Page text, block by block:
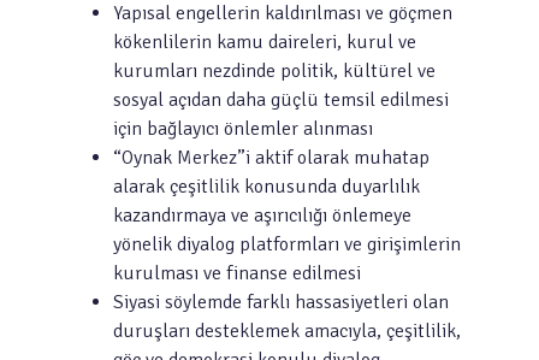
Yapısal engellerin kaldırılması ve göçmen
kökenlilerin kamu daireleri, kurul ve
kurumları nezdinde politik, kültürel ve
sosyal açıdan daha güçlü temsil edilmesi
için bağlayıcı önlemler alınması
“Oynak Merkez”i aktif olarak muhatap
alarak çeşitlilik konusunda duyarlılık
kazandırmaya ve aşırıcılığı önlemeye
yönelik diyalog platformları ve girişimlerin
kurulması ve finanse edilmesi
Siyasi söylemde farklı hassasiyetleri olan
duruşları desteklemek amacıyla, çeşitlilik,